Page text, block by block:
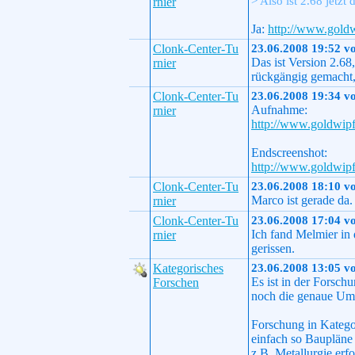
Ja: http://
Clonk-Center-Tu
rnier
23.06.2008 19:52
Das ist Version
rückgängig
Clonk-Center-Tu
rnier
23.06.2008 19:34
Aufnahme:
http://
Endscreenshot:
http://
Clonk-Center-Tu
rnier
23.06.2008 18:10
Marco ist gerade
Clonk-Center-Tu
rnier
23.06.2008 17:04
Ich fand Melmier in
gerissen.
Kategorisches
Forschen
23.06.2008 13:05
Es ist in der
noch die genaue
Forschung in
einfach so